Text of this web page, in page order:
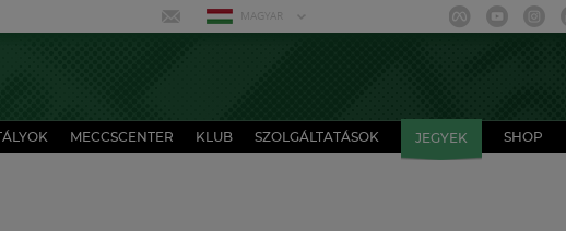
MAGYAR
MECCSCENTER KLUB SZOLGÁLTATÁSOK JEGYEK SHOP